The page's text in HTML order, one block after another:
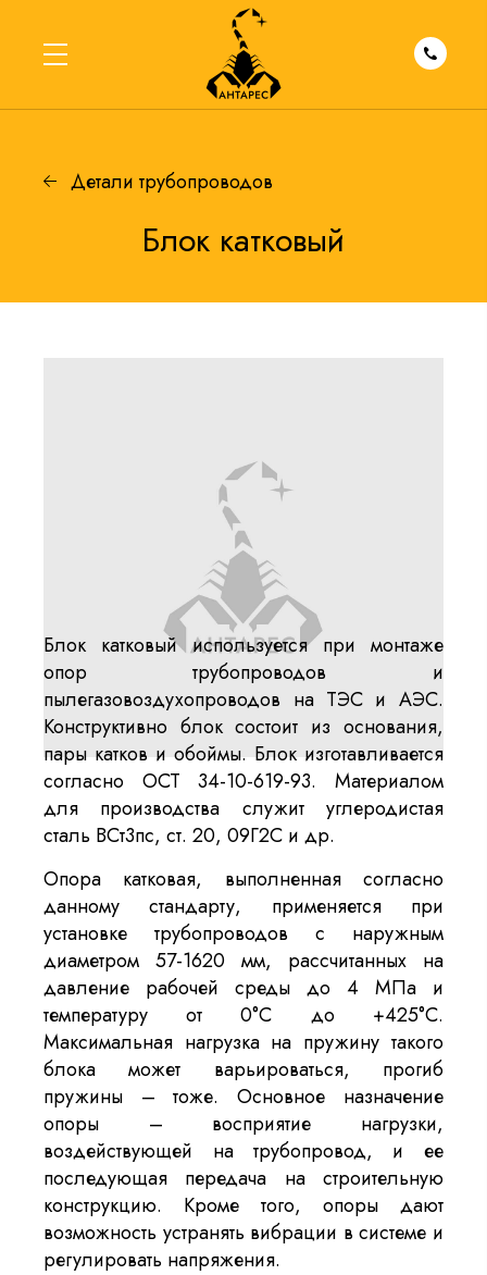
Детали трубопроводов
Блок катковый
Блок катковый используется при монтаже
опор трубопроводов и
пылегазовоздухопроводов на ТЭС и АЭС.
Конструктивно блок состоит из основания,
пары катков и обоймы. Блок изготавливается
согласно ОСТ 34-10-619-93. Материалом
для производства служит углеродистая
сталь ВСт3пс, ст. 20, 09Г2С и др.
Опора катковая, выполненная согласно
данному стандарту, применяется при
установке трубопроводов с наружным
диаметром 57-1620 мм, рассчитанных на
давление рабочей среды до 4 МПа и
температуру от 0°С до +425°С.
Максимальная нагрузка на пружину такого
блока может варьироваться, прогиб
пружины – тоже. Основное назначение
опоры – восприятие нагрузки,
воздействующей на трубопровод, и ее
последующая передача на строительную
конструкцию. Кроме того, опоры дают
возможность устранять вибрации в системе и
регулировать напряжения.